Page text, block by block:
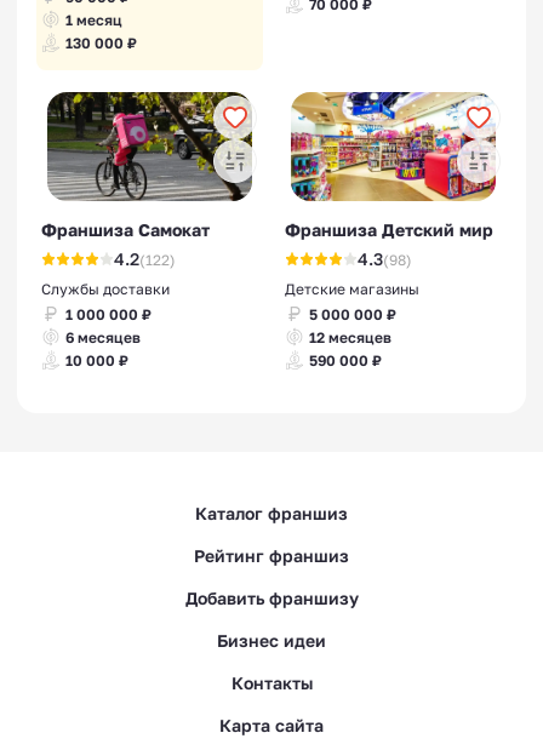
1 месяц
130 000 ₽
70 000 ₽
Франшиза Самокат
4.2(122)
Службы доставки
1 000 000 ₽
6 месяцев
10 000 ₽
Франшиза Детский мир
4.3(98)
Детские магазины
5 000 000 ₽
12 месяцев
590 000 ₽
Каталог франшиз
Рейтинг франшиз
Добавить франшизу
Бизнес идеи
Контакты
Карта сайта